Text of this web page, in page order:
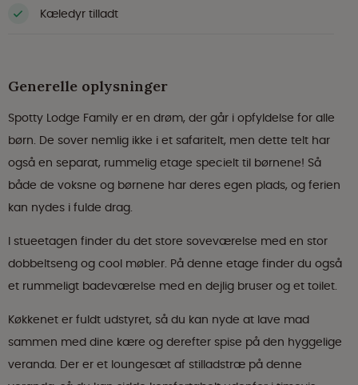
Kæledyr tilladt
Generelle oplysninger
Spotty Lodge Family er en drøm, der går i opfyldelse for alle
børn. De sover nemlig ikke i et safaritelt, men dette telt har
også en separat, rummelig etage specielt til børnene! Så
både de voksne og børnene har deres egen plads, og ferien
kan nydes i fulde drag.
I stueetagen finder du det store soveværelse med en stor
dobbeltseng og cool møbler. På denne etage finder du også
et rummeligt badeværelse med en dejlig bruser og et toilet.
Køkkenet er fuldt udstyret, så du kan nyde at lave mad
sammen med dine kære og derefter spise på den hyggelige
veranda. Der er et loungesæt af stilladstræ på denne